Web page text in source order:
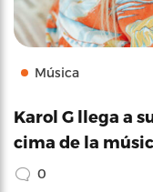
Música
Karol G llega a
cima de la
0